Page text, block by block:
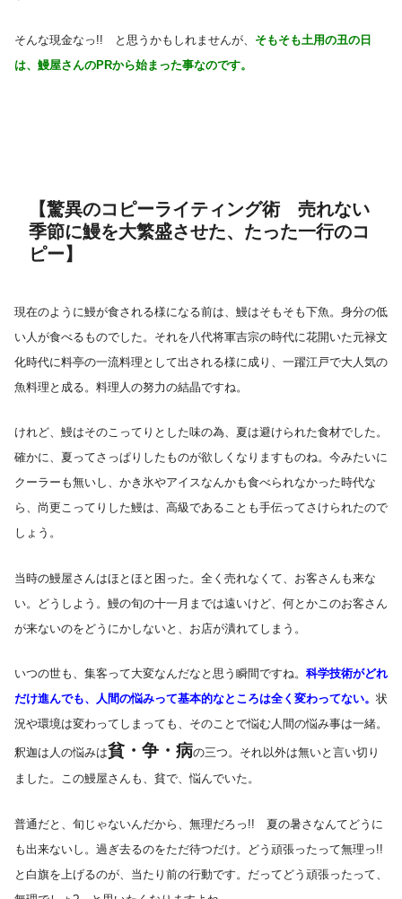
そんな現金なっ!! と思うかもしれませんが、 そもそも土用の丑の日
は、鰻屋さんのPRから始まった事なのです。
【驚異のコピーライティング術 売れない
季節に鰻を大繁盛させた、たった一行のコ
ピー】
現在のように鰻が食される様になる前は、鰻はそもそも下魚。身分の低
い人が食べるものでした。それを八代将軍吉宗の時代に花開いた元禄文
化時代に料亭の一流料理として出される様に成り、一躍江戸で大人気の
魚料理と成る。料理人の努力の結晶ですね。
けれど、鰻はそのこってりとした味の為、夏は避けられた食材でした。
確かに、夏ってさっぱりしたものが欲しくなりますものね。今みたいに
クーラーも無いし、かき氷やアイスなんかも食べられなかった時代な
ら、尚更こってりした鰻は、高級であることも手伝ってさけられたので
しょう。
当時の鰻屋さんはほとほと困った。全く売れなくて、お客さんも来な
い。どうしよう。鰻の旬の十一月までは遠いけど、何とかこのお客さん
が来ないのをどうにかしないと、お店が潰れてしまう。
いつの世も、集客って大変なんだなと思う瞬間ですね。 科学技術がどれ
だけ進んでも、人間の悩みって基本的なところは全く変わってない。 状
況や環境は変わってしまっても、そのことで悩む人間の悩み事は一緒。
釈迦は人の悩みは貧・争・病の三つ。それ以外は無いと言い切り
ました。この鰻屋さんも、貧で、悩んでいた。
普通だと、旬じゃないんだから、無理だろっ!! 夏の暑さなんてどうに
も出来ないし。過ぎ去るのをただ待つだけ。どう頑張ったって無理っ!!
と白旗を上げるのが、当たり前の行動です。だってどう頑張ったって、